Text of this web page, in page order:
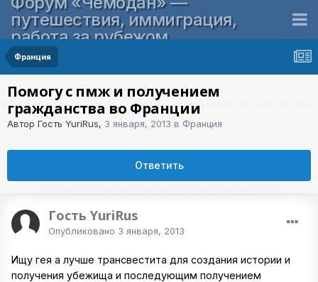
путешествия, иммиграция,
работа за рубежом
Франция
Помогу с пмж и получением
гражданства во Франции
Автор Гость YuriRus, 3 января, 2013 в Франция
Ответить
Гость YuriRus
Опубликовано 3 января, 2013
Ищу гея а лучше трансвестита для создания истории и
получения убежища и последующим получением